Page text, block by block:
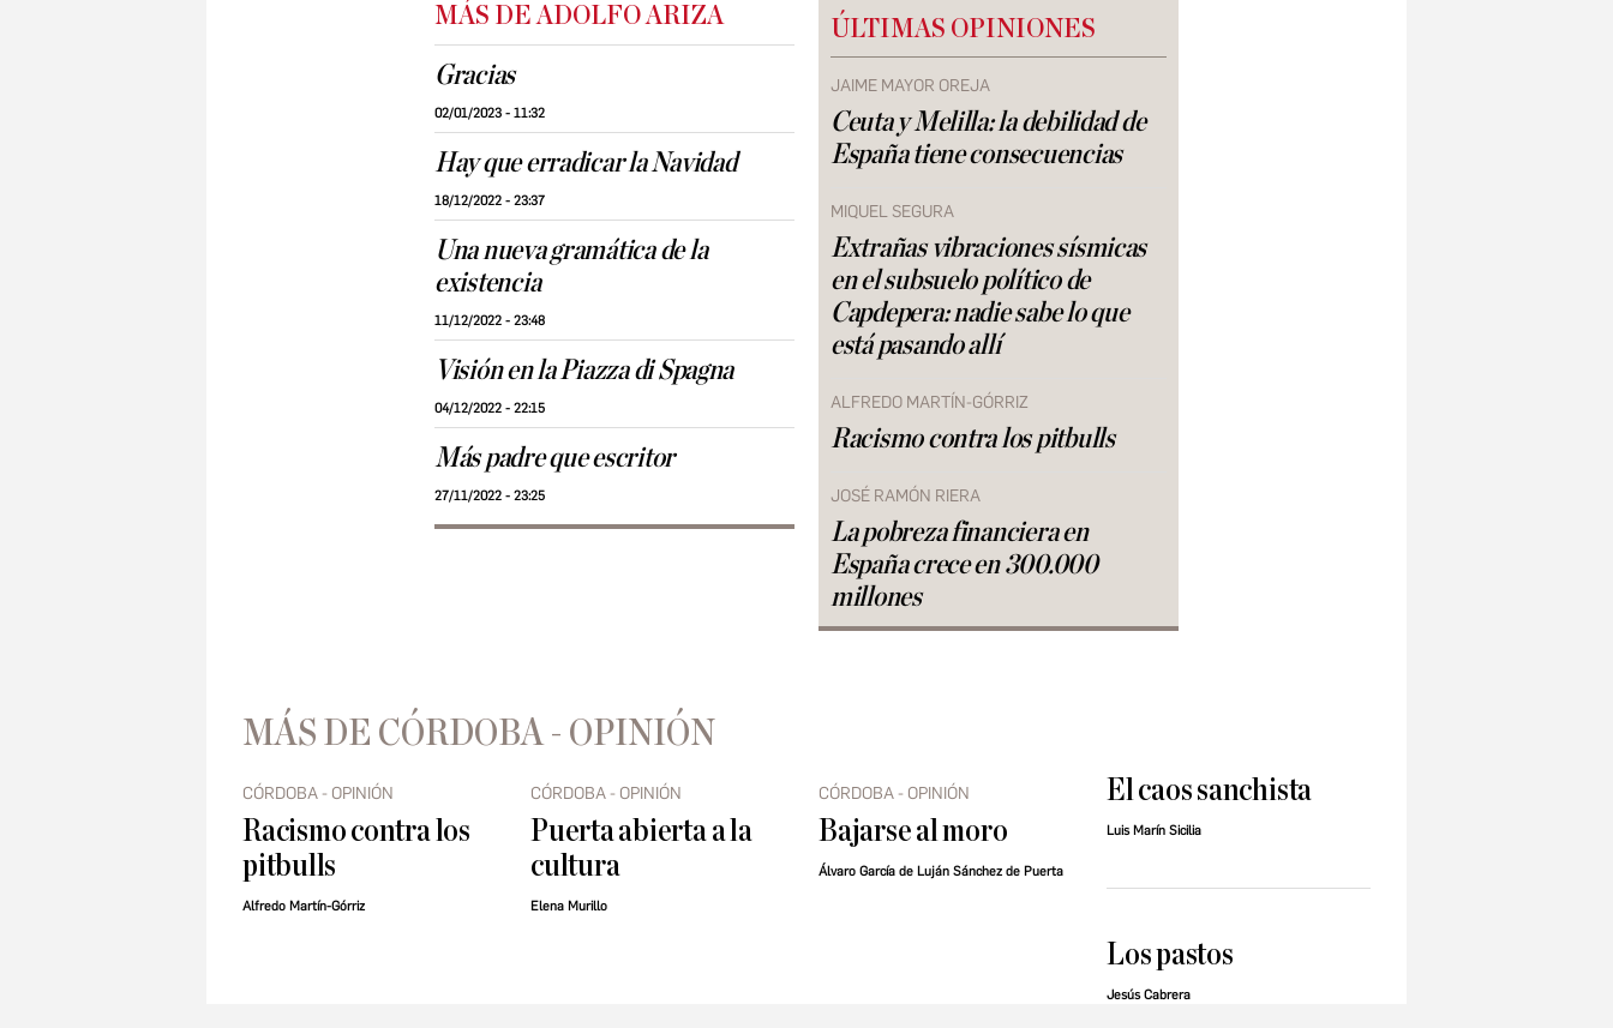
MÁS DE ADOLFO ARIZA
Gracias
02/01/2023 - 11:32
Hay que erradicar la Navidad
18/12/2022 - 23:37
Una nueva gramática de la
existencia
11/12/2022 - 23:48
Visión en la Piazza di Spagna
04/12/2022 - 22:15
Más padre que escritor
27/11/2022 - 23:25
ÚLTIMAS OPINIONES
JAIME MAYOR OREJA
Ceuta y Melilla: la debilidad de
España tiene consecuencias
MIQUEL SEGURA
Extrañas vibraciones sísmicas
en el subsuelo político de
Capdepera: nadie sabe lo que
está pasando allí
ALFREDO MARTÍN-GÓRRIZ
Racismo contra los pitbulls
JOSÉ RAMÓN RIERA
La pobreza financiera en
España crece en 300.000
millones
MÁS DE CÓRDOBA - OPINIÓN
CÓRDOBA - OPINIÓN
Racismo contra los
pitbulls
Alfredo Martín-Górriz
CÓRDOBA - OPINIÓN
Puerta abierta a la
cultura
Elena Murillo
CÓRDOBA - OPINIÓN
Bajarse al moro
Álvaro García de Luján Sánchez de Puerta
El caos sanchista
Luis Marín Sicilia
Los pastos
Jesús Cabrera